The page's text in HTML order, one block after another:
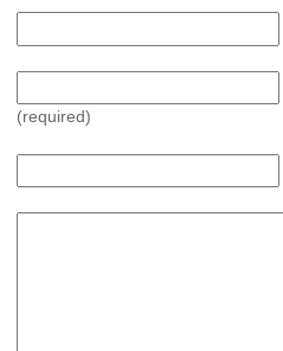
(required)